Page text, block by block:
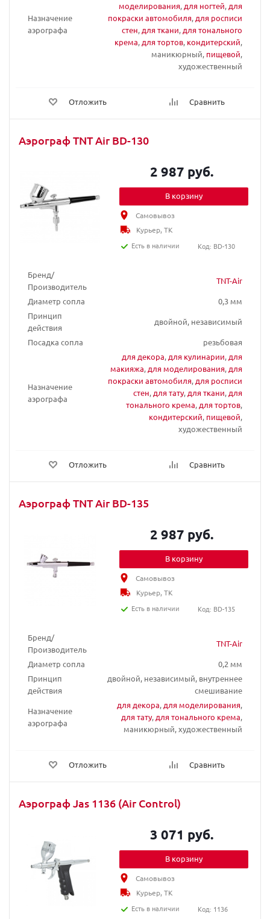
Назначение
аэрографа
моделирования, для ногтей, для
покраски автомобиля, для росписи
стен, для ткани, для тонального
крема, для тортов, кондитерский,
маникюрный, пищевой,
художественный
Отложить Сравнить
Аэрограф TNT Air BD-130
Бренд/
Производитель
TNT-Air
Диаметр сопла
0,3 мм
Принцип
действия
двойной, независимый
Посадка сопла
резьбовая
Назначение
аэрографа
для декора, для кулинарии, для
макияжа, для моделирования, для
покраски автомобиля, для росписи
стен, для тату, для ткани, для
тонального крема, для тортов,
кондитерский, пищевой,
художественный
Отложить Сравнить
2 987 руб.
В корзину
Самовывоз
Курьер, ТК
Есть в наличии
Код: BD-130
Аэрограф TNT Air BD-135
Бренд/
Производитель
TNT-Air
Диаметр сопла
0,2 мм
Принцип
действия
двойной, независимый, внутреннее
смешивание
Назначение
аэрографа
для декора, для моделирования,
для тату, для тонального крема,
маникюрный, художественный
Отложить Сравнить
2 987 руб.
В корзину
Самовывоз
Курьер, ТК
Есть в наличии
Код: BD-135
Аэрограф Jas 1136 (Air Control)
3 071 руб.
В корзину
Самовывоз
Курьер, ТК
Есть в наличии
Код: 1136